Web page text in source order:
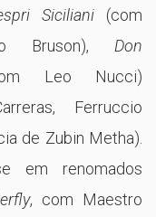
Siciliani(com
Bruson), Don
Leo Nucci)
Ferruccio
de Zubin Metha).
em renomados
, com Maestro